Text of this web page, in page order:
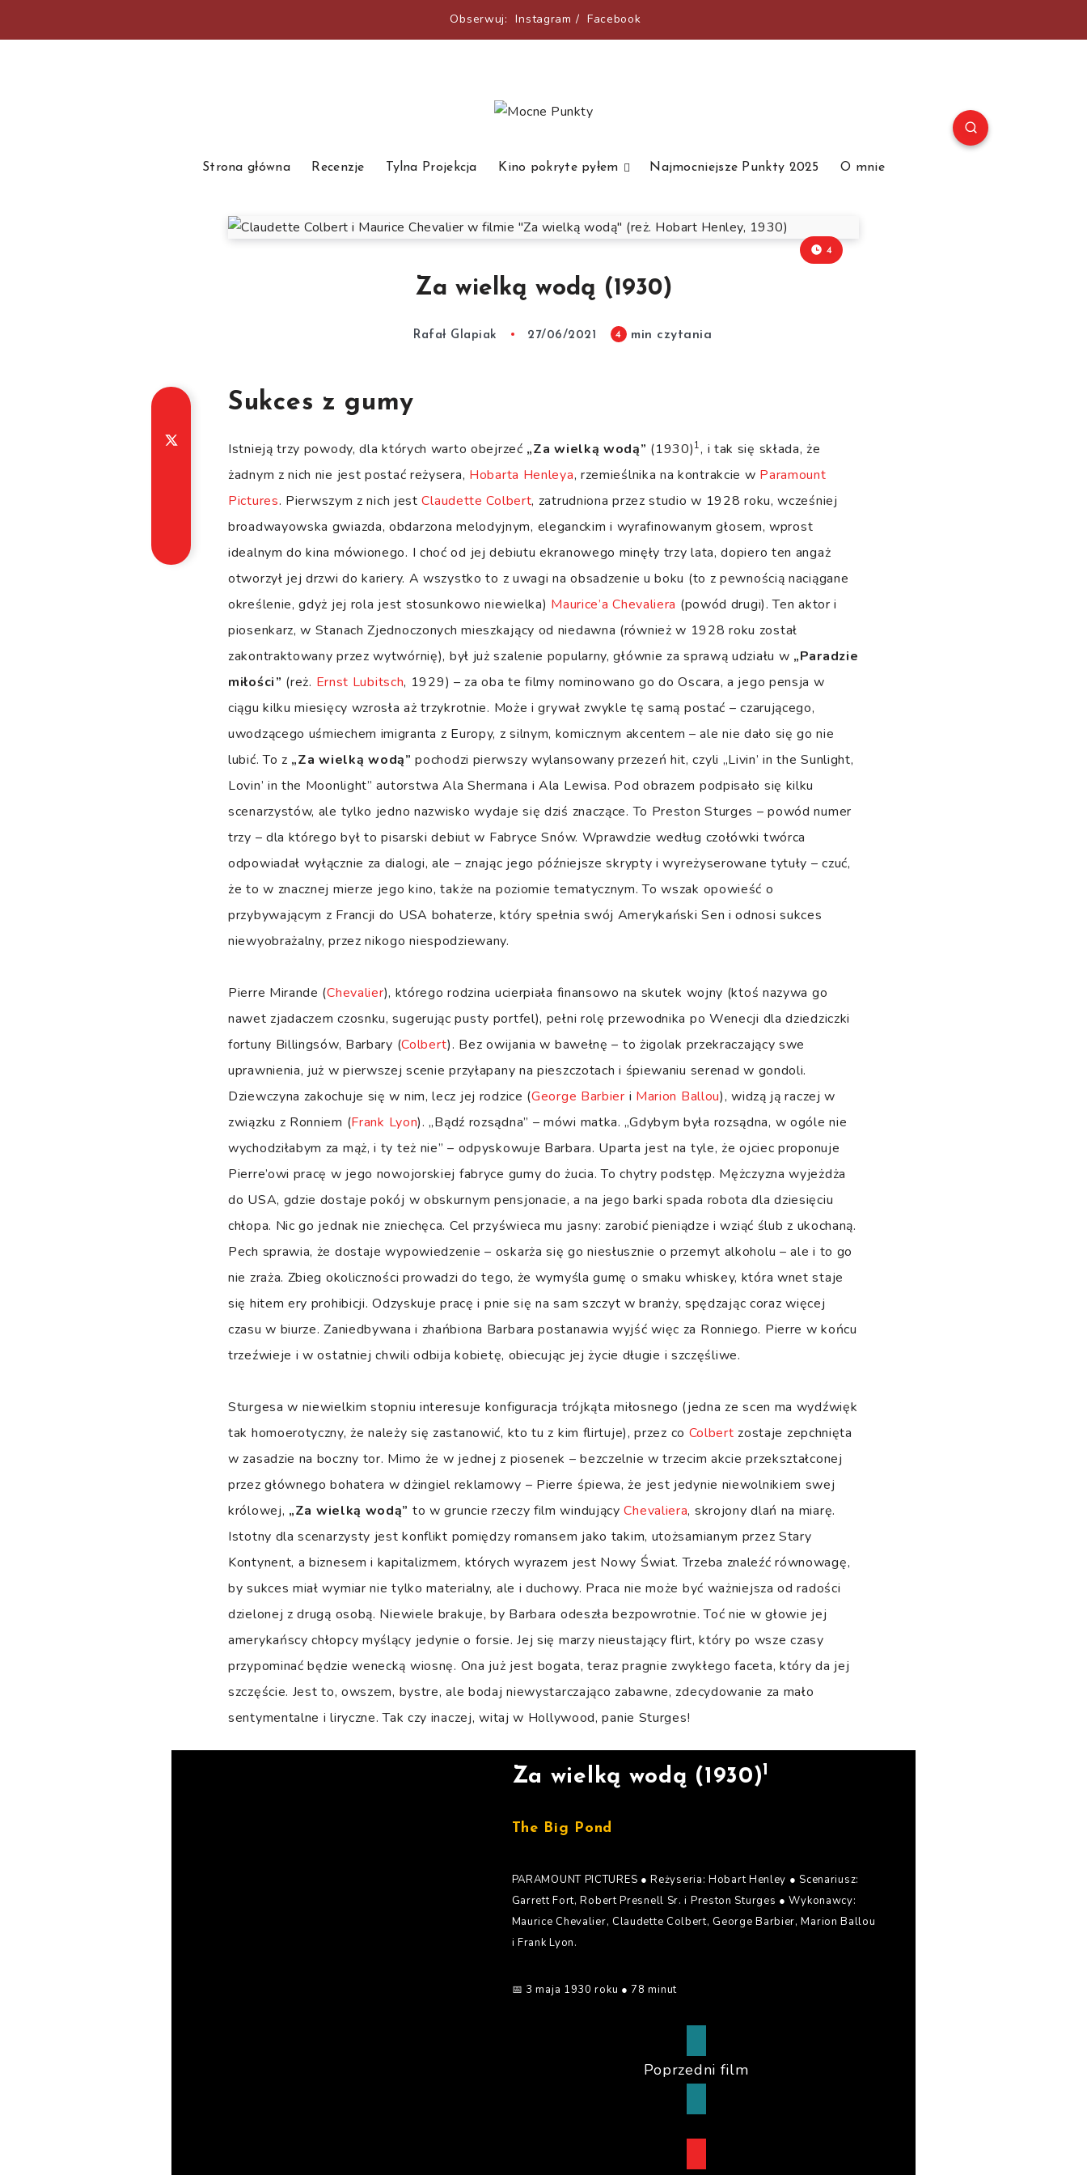
Obserwuj: Instagram / Facebook
Strona główna Recenzje Tylna Projekcja Kino pokryte pyłem Najmocniejsze Punkty 2025 O mnie
4
Za wielką wodą (1930)
Rafał Glapiak 27/06/2021 4 min czytania
Sukces z gumy
Istnieją trzy powody, dla których warto obejrzeć „Za wielką wodą” (1930)1, i tak się składa, że
żadnym z nich nie jest postać reżysera, Hobarta Henleya, rzemieślnika na kontrakcie w Paramount
Pictures. Pierwszym z nich jestClaudette Colbert, zatrudniona przez studio w 1928 roku, wcześniej
broadwayowska gwiazda, obdarzona melodyjnym, eleganckim i wyrafinowanym głosem, wprost
idealnym do kina mówionego. I choć od jej debiutu ekranowego minęły trzy lata, dopiero ten angaż
otworzył jej drzwi do kariery. A wszystko to z uwagi na obsadzenie u boku (to z pewnością naciągane
określenie, gdyż jej rola jest stosunkowo niewielka) Maurice’a Chevaliera (powód drugi). Ten aktor i
piosenkarz, w Stanach Zjednoczonych mieszkający od niedawna (również w 1928 roku został
zakontraktowany przez wytwórnię), był już szalenie popularny, głównie za sprawą udziału w „Paradzie
miłości” (reż. Ernst Lubitsch, 1929) – za oba te filmy nominowano go do Oscara, a jego pensja w
ciągu kilku miesięcy wzrosła aż trzykrotnie. Może i grywał zwykle tę samą postać – czarującego,
uwodzącego uśmiechem imigranta z Europy, z silnym, komicznym akcentem – ale nie dało się go nie
lubić. To z „Za wielką wodą” pochodzi pierwszy wylansowany przezeń hit, czyli „Livin’ in the Sunlight,
Lovin’ in the Moonlight” autorstwa Ala Shermana i Ala Lewisa. Pod obrazem podpisało się kilku
scenarzystów, ale tylko jedno nazwisko wydaje się dziś znaczące. To Preston Sturges – powód numer
trzy – dla którego był to pisarski debiut w Fabryce Snów. Wprawdzie według czołówki twórca
odpowiadał wyłącznie za dialogi, ale – znając jego późniejsze skrypty i wyreżyserowane tytuły – czuć,
że to w znacznej mierze jego kino, także na poziomie tematycznym. To wszak opowieść o
przybywającym z Francji do USA bohaterze, który spełnia swój Amerykański Sen i odnosi sukces
niewyobrażalny, przez nikogo niespodziewany.
Pierre Mirande (Chevalier), którego rodzina ucierpiała finansowo na skutek wojny (ktoś nazywa go
nawet zjadaczem czosnku, sugerując pusty portfel), pełni rolę przewodnika po Wenecji dla dziedziczki
fortuny Billingsów, Barbary (Colbert). Bez owijania w bawełnę – to żigolak przekraczający swe
uprawnienia, już w pierwszej scenie przyłapany na pieszczotach i śpiewaniu serenad w gondoli.
Dziewczyna zakochuje się w nim, lecz jej rodzice (George Barbier i Marion Ballou), widzą ją raczej w
związku z Ronniem (Frank Lyon). „Bądź rozsądna” – mówi matka. „Gdybym była rozsądna, w ogóle nie
wychodziłabym za mąż, i ty też nie” – odpyskowuje Barbara. Uparta jest na tyle, że ojciec proponuje
Pierre’owi pracę w jego nowojorskiej fabryce gumy do żucia. To chytry podstęp. Mężczyzna wyjeżdża
do USA, gdzie dostaje pokój w obskurnym pensjonacie, a na jego barki spada robota dla dziesięciu
chłopa. Nic go jednak nie zniechęca. Cel przyświeca mu jasny: zarobić pieniądze i wziąć ślub z ukochaną.
Pech sprawia, że dostaje wypowiedzenie – oskarża się go niesłusznie o przemyt alkoholu – ale i to go
nie zraża. Zbieg okoliczności prowadzi do tego, że wymyśla gumę o smaku whiskey, która wnet staje
się hitem ery prohibicji. Odzyskuje pracę i pnie się na sam szczyt w branży, spędzając coraz więcej
czasu w biurze. Zaniedbywana i zhańbiona Barbara postanawia wyjść więc za Ronniego. Pierre w końcu
trzeźwieje i w ostatniej chwili odbija kobietę, obiecując jej życie długie i szczęśliwe.
Sturgesa w niewielkim stopniu interesuje konfiguracja trójkąta miłosnego (jedna ze scen ma wydźwięk
tak homoerotyczny, że należy się zastanowić, kto tu z kim flirtuje), przez co Colbert zostaje zepchnięta
w zasadzie na boczny tor. Mimo że w jednej z piosenek – bezczelnie w trzecim akcie przekształconej
przez głównego bohatera w dżingiel reklamowy – Pierre śpiewa, że jest jedynie niewolnikiem swej
królowej, „Za wielką wodą” to w gruncie rzeczy film windującyChevaliera, skrojony dlań na miarę.
Istotny dla scenarzysty jest konflikt pomiędzy romansem jako takim, utożsamianym przez Stary
Kontynent, a biznesem i kapitalizmem, których wyrazem jest Nowy Świat. Trzeba znaleźć równowagę,
by sukces miał wymiar nie tylko materialny, ale i duchowy. Praca nie może być ważniejsza od radości
dzielonej z drugą osobą. Niewiele brakuje, by Barbara odeszła bezpowrotnie. Toć nie w głowie jej
amerykańscy chłopcy myślący jedynie o forsie. Jej się marzy nieustający flirt, który po wsze czasy
przypominać będzie wenecką wiosnę. Ona już jest bogata, teraz pragnie zwykłego faceta, który da jej
szczęście. Jest to, owszem, bystre, ale bodaj niewystarczająco zabawne, zdecydowanie za mało
sentymentalne i liryczne. Tak czy inaczej, witaj w Hollywood, panie Sturges!
Za wielką wodą (1930)1
The Big Pond
PARAMOUNT PICTURES ● Reżyseria: Hobart Henley ● Scenariusz:
Garrett Fort, Robert Presnell Sr. i Preston Sturges ● Wykonawcy:
Maurice Chevalier, Claudette Colbert, George Barbier, Marion Ballou
i Frank Lyon.
📅 3 maja 1930 roku ● 78 minut
Poprzedni film